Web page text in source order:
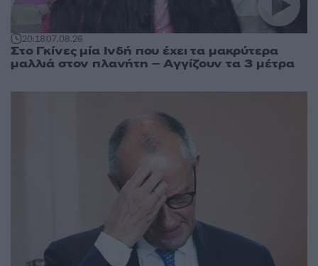
20:1807.08.26
Στο Γκίνες μία Ινδή που έχει τα μακρύτερα
μαλλιά στον πλανήτη – Αγγίζουν τα 3 μέτρα